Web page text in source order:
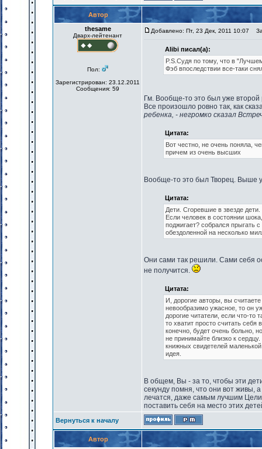
Автор
thesame
Дварх-лейтенант
Пол:
Зарегистрирован: 23.12.2011
Сообщения: 59
Добавлено: Пт, 23 Дек, 2011 10:07
Alibi писал(а):
P.S.Судя по тому, что в
Фэб впоследствии все-таки
Гм. Вообще-то это был уже
Все произошло ровно так, как
ребенка, - негромко сказал
Цитата:
Вот честно, не очень поняла,
причем из очень высших
Вообще-то это был Творец. Выше
Цитата:
Дети. Сгоревшие в звезде
Если человек в состоянии
поджигает? собрался прыгать
обездоленной на несколько
Они сами так решили. Сами себя
не получится.
Цитата:
И, дорогие авторы, вы
невообразимо ужасное, то он
дорогие читатели, если что-то
то хватит просто считать
конечно, будет очень больно,
не принимайте близко к
книжных свидетелей
идея.
В общем, Вы - за то, чтобы эти
секунду помня, что они вот живы,
лечатся, даже самым лучшим
поставить себя на место этих
Вернуться к началу
Автор